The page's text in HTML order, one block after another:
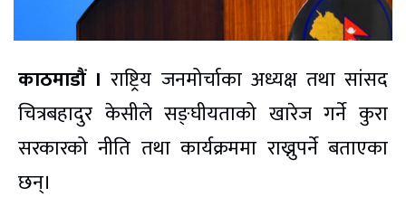
काठमाडौं । राष्ट्रिय जनमोर्चाका अध्यक्ष तथा सांसद
चित्रबहादुर केसीले सङ्घीयताको खारेज गर्ने कुरा
सरकारको नीति तथा कार्यक्रममा राख्नुपर्ने बताएका
छन्।